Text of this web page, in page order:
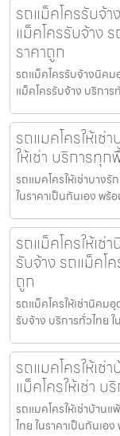
รถแม็คโครรับจ้
แม็คโครรับจ้าง
ราคาถูก
รถแม็คโครรับจ้างนิคม
แม็คโครรับจ้าง บริกา
รถแมคโครให้เช่
ให้เช่า บริการทุ
รถแมคโครให้เช่าบางรั
ในราคาเป็นกันเอง พ
รถแม็คโครให้เ
รับจ้าง รถแม็คโ
ถูก
รถแม็คโครให้เช่านิคม
รับจ้าง บริการทั่วไทย
รถแมคโครให้เช่
แม็คโครให้เช่า
รถแมคโครให้เช่าบ้าน
ไทย ในราคาเป็นกันเ